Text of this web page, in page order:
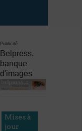
Publicité
Belpress,
banque
d'images
Mises à
jour